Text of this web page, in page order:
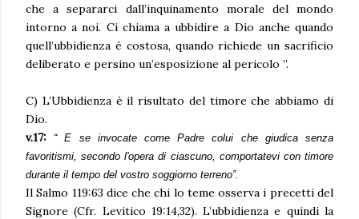
che a separarci dall’inquinamento morale del mondo
intorno a noi. Ci chiama a ubbidire a Dio anche quando
quell’ubbidienza è costosa, quando richiede un sacrificio
deliberato e persino un’esposizione al pericolo ”.
C) L’Ubbidienza è il risultato del timore che abbiamo di
Dio.
v.17:
“E se invocate come Padre colui che giudica senza
favoritismi, secondo l'opera di ciascuno, comportatevi con timore
durante il tempo del vostro soggiorno terreno”.
Il Salmo 119:63 dice che chi lo teme osserva i precetti del
Signore (Cfr. Levitico 19:14,32). L’ubbidienza e quindi la